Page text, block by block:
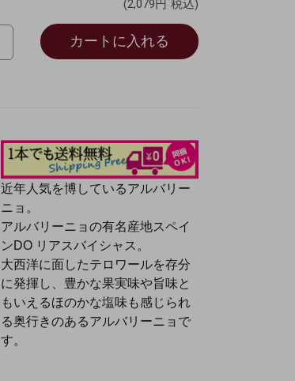
(2,079円 税込)
カートに入れる
近年人気を博しているアルバリー
ニョ。
アルバリーニョの有名産地スペイ
ンDO リアスバイシャス。
大西洋に面したテロワールを存分
に発揮し、豊かな果実味や旨味と
もいえるほのかな塩味も感じられ
る奥行きのあるアルバリーニョで
す。